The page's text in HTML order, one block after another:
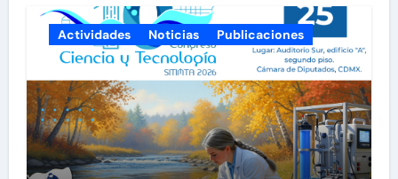
Actividades Noticias Publicaciones